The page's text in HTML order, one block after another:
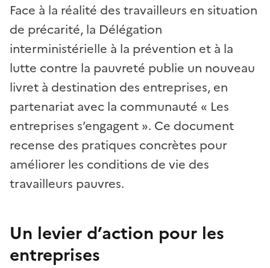
Face à la réalité des travailleurs en situation
de précarité, la Délégation
interministérielle à la prévention et à la
lutte contre la pauvreté publie un nouveau
livret à destination des entreprises, en
partenariat avec la communauté « Les
entreprises s’engagent ». Ce document
recense des pratiques concrètes pour
améliorer les conditions de vie des
travailleurs pauvres.
Un levier d’action pour les
entreprises